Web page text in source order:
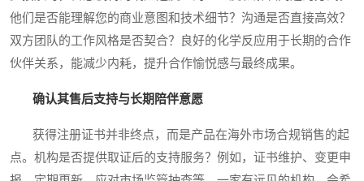
他们是否能理解您的商业意图和技术细节？沟通是否直接高效？
双方团队的工作风格是否契合？良好的化学反应用于长期的合作
伙伴关系，能减少内耗，提升合作愉悦感与最终成果。
确认其售后支持与长期陪伴意愿
获得注册证书并非终点，而是产品在海外市场合规销售的起
点。机构是否提供取证后的支持服务？例如，证书维护、变更申